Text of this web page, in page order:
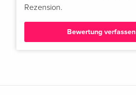
Rezension.
Bewertung verfassen